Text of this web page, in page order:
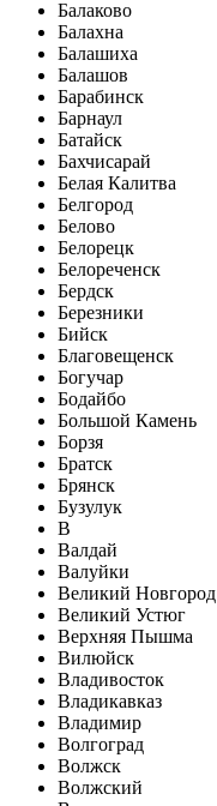
Балаково
Балахна
Балашиха
Балашов
Барабинск
Барнаул
Батайск
Бахчисарай
Белая Калитва
Белгород
Белово
Белорецк
Белореченск
Бердск
Березники
Бийск
Благовещенск
Богучар
Бодайбо
Большой Камень
Борзя
Братск
Брянск
Бузулук
В
Валдай
Валуйки
Великий Новгород
Великий Устюг
Верхняя Пышма
Вилюйск
Владивосток
Владикавказ
Владимир
Волгоград
Волжск
Волжский